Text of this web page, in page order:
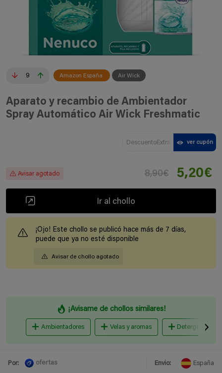
9 Amazon España Air Wick
Aparato y recambio de Ambientador
Spray Automático Air Wick Freshmatic
DescuentoExtra ver cupón
Avisar agotado 8,90€ 5,20€
Ir al chollo
¡Ojo! Este chollo se publicó hace más de 7 días,
puede que ya no esté disponible
Avisar de chollo agotado
¡Avisame de chollos similares!
Ambientadores Velas y aromas Detergentes
Por: ofertas Envio: España